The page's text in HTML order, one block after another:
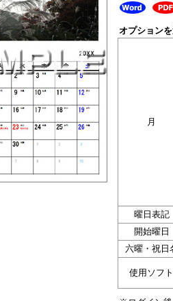
オプション
月
曜日表記
開始曜日
六曜・祝日
使用ソフト